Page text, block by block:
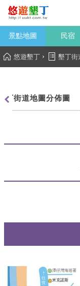
景點地圖 民宿
悠遊墾丁 › 墾丁街
丁街道地圖分佈圖
往
恆
米克諾斯
潭仔灣海巡署